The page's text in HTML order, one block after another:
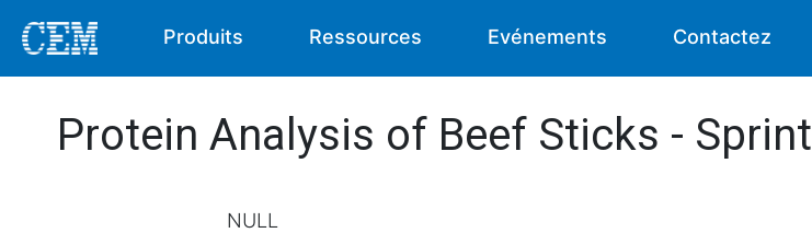
Produits Ressources Evénements Contactez
Protein Analysis of Beef Sticks - Sprint
NULL